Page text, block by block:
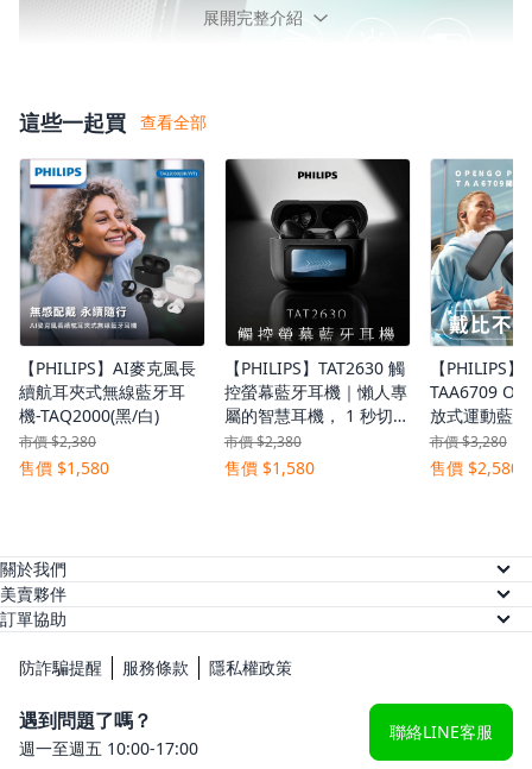
展開完整介紹
這些一起買 查看全部
【PHILIPS】AI麥克風長
續航耳夾式無線藍牙耳
機-TAQ2000(黑/白)
市價 $2,380
售價 $1,580
【PHILIPS】TAT2630 觸
控螢幕藍牙耳機｜懶人專
屬的智慧耳機， 1 秒切，
一切更快！
市價 $2,380
售價 $1,580
【PHILIPS
TAA6709
放式運動藍
登場 制霸路
市價 $3,280
售價 $2,580
關於我們
關於美賣
人才招募
美賣夥伴
供應商註冊
網紅註冊
訂單協助
防詐騙提醒 服務條款 隱私權政策
遇到問題了嗎？
週一至週五 10:00-17:00
聯絡LINE客服